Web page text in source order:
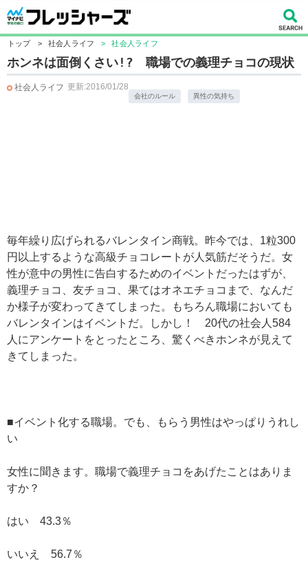
トップ > 社会人ライフ > 社会人ライフ
ホンネは面倒くさい!? 職場での義理チョコの現状
社会人ライフ 更新:2016/01/28
会社のルール 異性の気持ち
毎年繰り広げられるバレンタイン商戦。昨今では、1粒300
円以上するような高級チョコレートが人気筋だそうだ。女
性が意中の男性に告白するためのイベントだったはずが、
義理チョコ、友チョコ、果てはオネエチョコまで、なんだ
か様子が変わってきてしまった。もちろん職場においても
バレンタインはイベントだ。しかし！ 20代の社会人584
人にアンケートをとったところ、驚くべきホンネが見えて
きてしまった。
■イベント化する職場。でも、もらう男性はやっぱりうれし
い
女性に聞きます。職場で義理チョコをあげたことはありま
すか？
はい 43.3％
いいえ 56.7％